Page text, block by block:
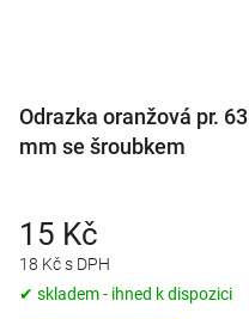
Odrazka oranžová pr. 63
mm se šroubkem
18 Kč s DPH
15 Kč
✔ skladem - ihned k dispozici